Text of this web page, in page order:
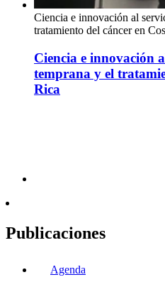
Ciencia e innovación al
tratamiento del cáncer en
Ciencia e innovación
temprana y el
Rica
Publicaciones
Agenda